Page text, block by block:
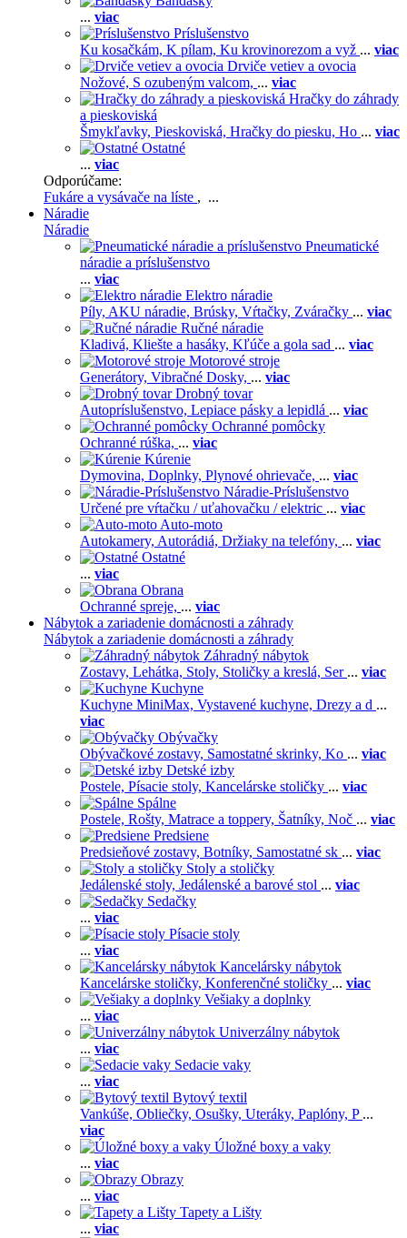
... viac
Príslušenstvo
Ku kosačkám, K pílam, Ku krovinorezom a vyž ... viac
Drviče vetiev a ovocia
Nožové, S ozubeným valcom, ... viac
Hračky do záhrady
a pieskoviská
Šmykľavky, Pieskoviská, Hračky do piesku, Ho ... viac
Ostatné
... viac
Odporúčame:
Fukáre a vysávače na líste , ...
Náradie
Náradie
Pneumatické
náradie a príslušenstvo
... viac
Elektro náradie
Píly, AKU náradie, Brúsky, Vŕtačky, Zváračky ... viac
Ručné náradie
Kladivá, Kliešte a hasáky, Kľúče a gola sad ... viac
Motorové stroje
Generátory, Vibračné Dosky, ... viac
Drobný tovar
Autopríslušenstvo, Lepiace pásky a lepidlá ... viac
Ochranné pomôcky
Ochranné rúška, ... viac
Kúrenie
Dymovina, Doplnky, Plynové ohrievače, ... viac
Náradie-Príslušenstvo
Určené pre vŕtačku / uťahovačku / elektric ... viac
Auto-moto
Autokamery, Autorádiá, Držiaky na telefóny, ... viac
Ostatné
... viac
Obrana
Ochranné spreje, ... viac
Nábytok a zariadenie domácnosti a záhrady
Nábytok a zariadenie domácnosti a záhrady
Záhradný nábytok
Zostavy, Lehátka, Stoly, Stoličky a kreslá, Ser ... viac
Kuchyne
Kuchyne MiniMax, Vystavené kuchyne, Drezy a d ...
viac
Obývačky
Obývačkové zostavy, Samostatné skrinky, Ko ... viac
Detské izby
Postele, Písacie stoly, Kancelárske stoličky ... viac
Spálne
Postele, Rošty, Matrace a toppery, Šatníky, Noč ... viac
Predsiene
Predsieňové zostavy, Botníky, Samostatné sk ... viac
Stoly a stoličky
Jedálenské stoly, Jedálenské a barové stol ... viac
Sedačky
... viac
Písacie stoly
... viac
Kancelársky nábytok
Kancelárske stoličky, Konferenčné stoličky ... viac
Vešiaky a doplnky
... viac
Univerzálny nábytok
... viac
Sedacie vaky
... viac
Bytový textil
Vankúše, Obliečky, Osušky, Uteráky, Paplóny, P ...
viac
Úložné boxy a vaky
... viac
Obrazy
... viac
Tapety a Lišty
... viac